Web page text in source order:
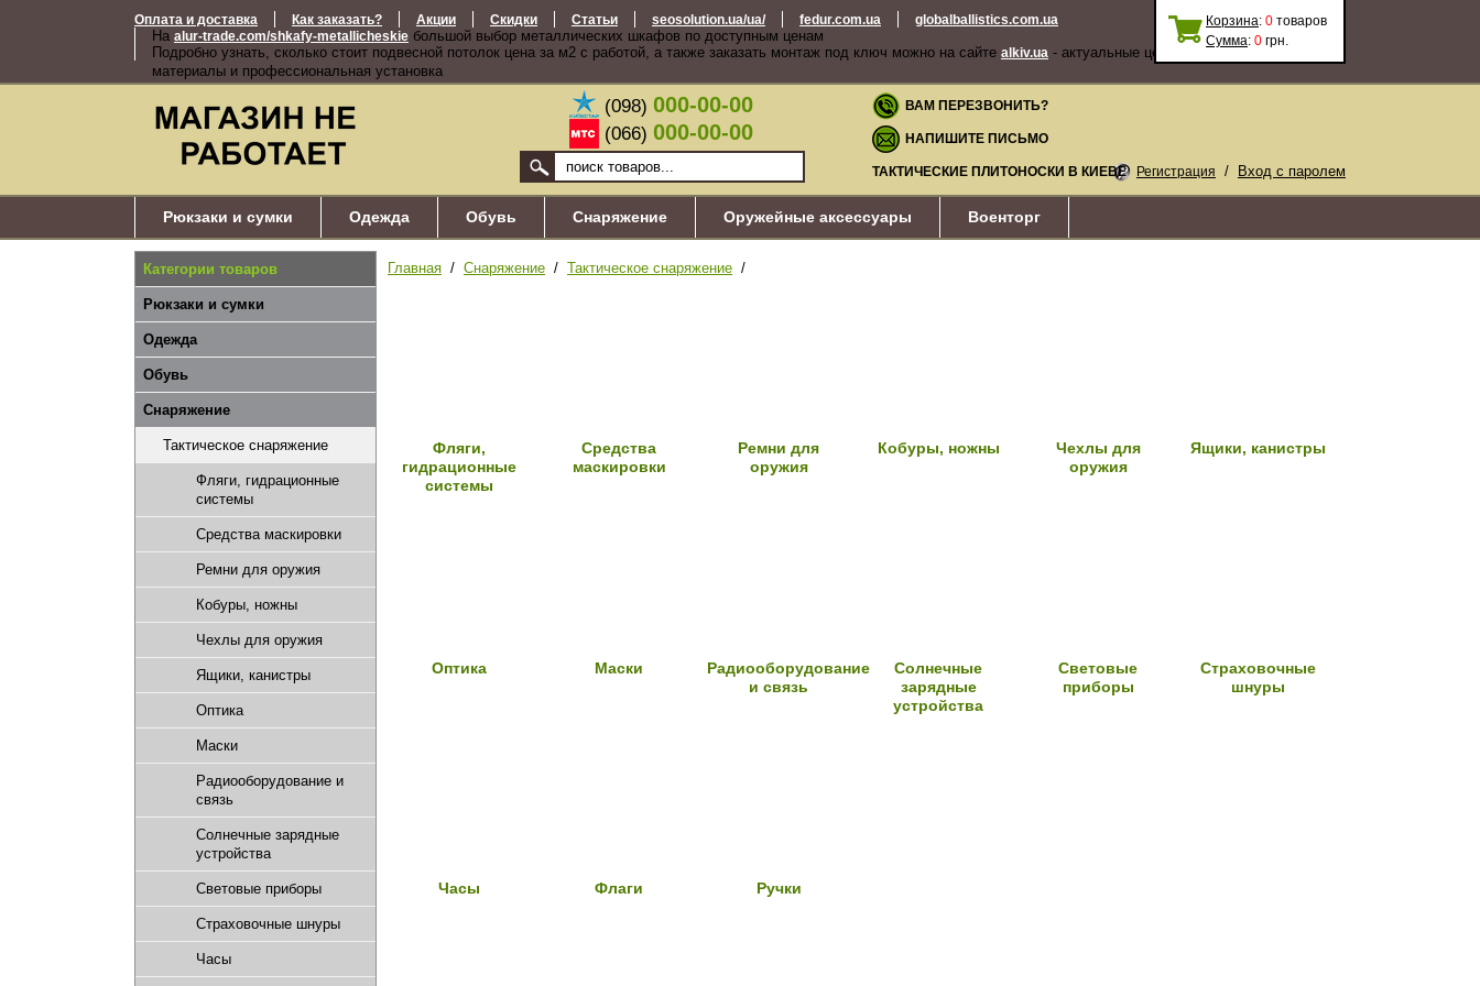
Оплата и доставка Как заказать? Акции Скидки Статьи seosolution.ua/ua/ fedur.com.ua globalballistics.com.ua
На alur-trade.com/shkafy-metallicheskie большой выбор металлических шкафов по доступным ценам
Подробно узнать, сколько стоит подвесной потолок цена за м2 с работой, а также заказать монтаж под ключ можно на сайте alkiv.ua - актуальные цены, качественные
материалы и профессиональная установка
Корзина: 0 товаров
Сумма: 0 грн.
(098) 000-00-00
(066) 000-00-00
Регистрация / Вход с паролем
ВАМ ПЕРЕЗВОНИТЬ?
НАПИШИТЕ ПИСЬМО
ТАКТИЧЕСКИЕ ПЛИТОНОСКИ В КИЕВЕ
Рюкзаки и сумки Одежда Обувь Снаряжение Оружейные аксессуары Военторг
Категории товаров
Рюкзаки и сумки
Одежда
Обувь
Снаряжение
Тактическое снаряжение
Фляги, гидрационные
системы
Средства маскировки
Ремни для оружия
Кобуры, ножны
Чехлы для оружия
Ящики, канистры
Оптика
Маски
Радиооборудование и
связь
Солнечные зарядные
устройства
Световые приборы
Страховочные шнуры
Часы
Главная / Снаряжение / Тактическое снаряжение /
Фляги,
гидрационные
системы
Средства
маскировки
Ремни для
оружия
Кобуры, ножны
Чехлы для
оружия
Ящики, канистры
Оптика Маски
Радиооборудование
и связь
Солнечные
зарядные
устройства
Световые
приборы
Страховочные
шнуры
Часы Флаги Ручки